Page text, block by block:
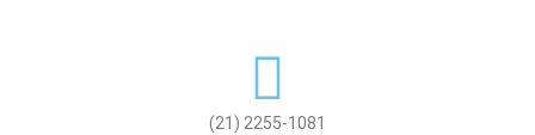
(21) 2255-1081